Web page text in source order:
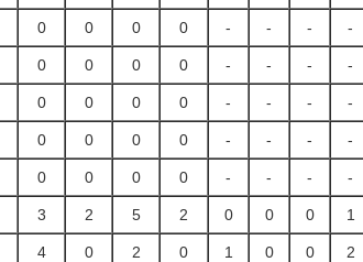
0 0 0 0 - - - -
0 0 0 0 - - - -
0 0 0 0 - - - -
0 0 0 0 - - - -
0 0 0 0 - - - -
3 2 5 2 0 0 0 1
4 0 2 0 1 0 0 2